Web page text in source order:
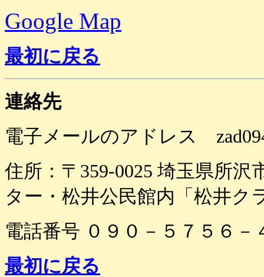
Google Map
最初に戻る
連絡先
電子メールのアドレス
住所：〒359-0025 埼玉県所
ター・松井公民館内「松井ク
電話番号 ０９０－５７５６－
最初に戻る